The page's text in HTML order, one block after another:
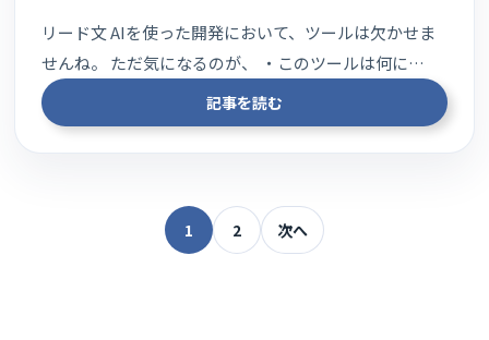
リード文 AIを使った開発において、ツールは欠かせま
せんね。 ただ気になるのが、 ・このツールは何に…
記事を読む
1 2 次へ